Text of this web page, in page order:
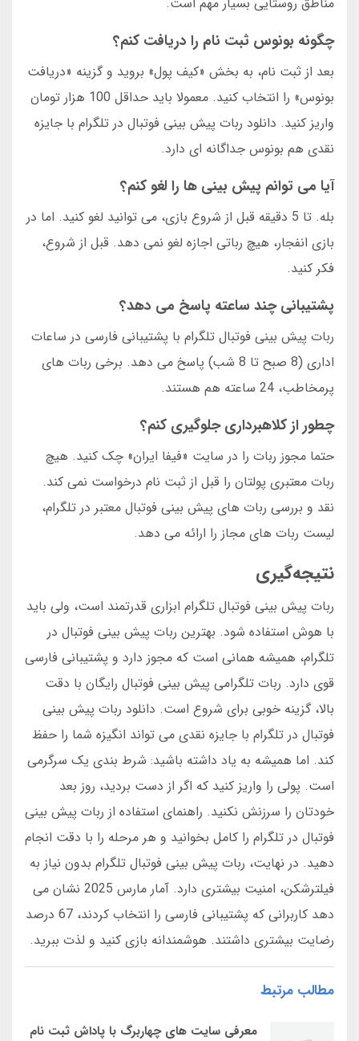
چگونه بونوس ثبت نام را دریافت کنم؟
بعد از ثبت نام، به بخش «کیف پول» بروید و گزینه «دریافت
بونوس» را انتخاب کنید. معمولا باید حداقل 100 هزار تومان
واریز کنید. دانلود ربات پیش بینی فوتبال در تلگرام با جایزه
نقدی هم بونوس جداگانه ای دارد.
آیا می توانم پیش بینی ها را لغو کنم؟
بله. تا 5 دقیقه قبل از شروع بازی، می توانید لغو کنید. اما در
بازی انفجار، هیچ رباتی اجازه لغو نمی دهد. قبل از شروع،
فکر کنید.
پشتیبانی چند ساعته پاسخ می دهد؟
ربات پیش بینی فوتبال تلگرام با پشتیبانی فارسی در ساعات
اداری (8 صبح تا 8 شب) پاسخ می دهد. برخی ربات های
پرمخاطب، 24 ساعته هم هستند.
چطور از کلاهبرداری جلوگیری کنم؟
حتما مجوز ربات را در سایت «فیفا ایران» چک کنید. هیچ
ربات معتبری پولتان را قبل از ثبت نام درخواست نمی کند.
نقد و بررسی ربات های پیش بینی فوتبال معتبر در تلگرام،
لیست ربات های مجاز را ارائه می دهد.
نتیجه‌گیری
ربات پیش بینی فوتبال تلگرام ابزاری قدرتمند است، ولی باید
با هوش استفاده شود. بهترین ربات پیش بینی فوتبال در
تلگرام، همیشه همانی است که مجوز دارد و پشتیبانی فارسی
قوی دارد. ربات تلگرامی پیش بینی فوتبال رایگان با دقت
بالا، گزینه خوبی برای شروع است. دانلود ربات پیش بینی
فوتبال در تلگرام با جایزه نقدی می تواند انگیزه شما را حفظ
کند. اما همیشه به یاد داشته باشید: شرط بندی یک سرگرمی
است. پولی را واریز کنید که اگر از دست بردید، روز بعد
خودتان را سرزنش نکنید. راهنمای استفاده از ربات پیش بینی
فوتبال در تلگرام را کامل بخوانید و هر مرحله را با دقت انجام
دهید. در نهایت، ربات پیش بینی فوتبال تلگرام بدون نیاز به
فیلترشکن، امنیت بیشتری دارد. آمار مارس 2025 نشان می
دهد کاربرانی که پشتیبانی فارسی را انتخاب کردند، 67 درصد
رضایت بیشتری داشتند. هوشمندانه بازی کنید و لذت ببرید.
مطالب مرتبط
معرفی سایت‌ های چهاربرگ با پاداش ثبت‌ نام